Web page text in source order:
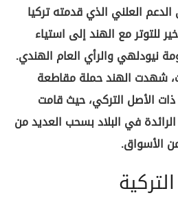
العلني الذي قدمته تركيا
للتوتر مع الهند إلى استياء
نيودلهي والرأي العام الهندي.
شهدت الهند حملة مقاطعة
الأصل التركي، حيث قامت
الرائدة في البلاد بسحب العديد من
من الأسواق.